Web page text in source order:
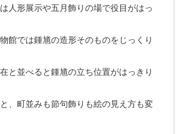
人形展示や五月飾りの場で役目がはっ
館では鍾馗の造形そのものをじっくり
と並べると鍾馗の立ち位置がはっきり
、町並みも節句飾りも絵の見え方も変